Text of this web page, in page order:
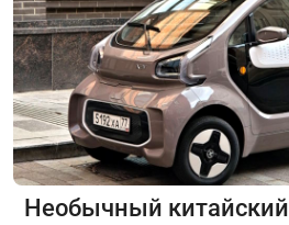
Необычный китайский